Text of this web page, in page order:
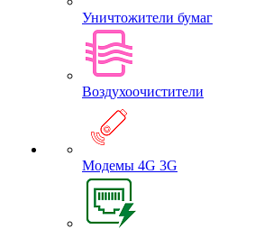
Уничтожители бумаг
Воздухоочистители
Модемы 4G 3G